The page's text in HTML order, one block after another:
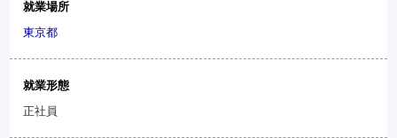
就業場所
東京都
就業形態
正社員